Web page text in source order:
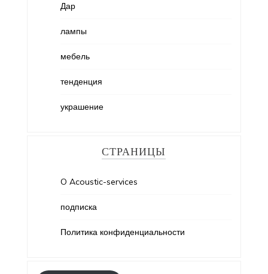
Дар
лампы
мебель
тенденция
украшение
СТРАНИЦЫ
O Acoustic-services
подписка
Политика конфиденциальности